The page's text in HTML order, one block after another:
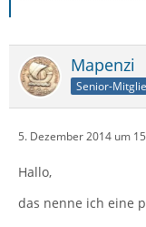
Mapenzi
Senior-
5. Dezember 2014 um
Hallo,
das nenne ich eine